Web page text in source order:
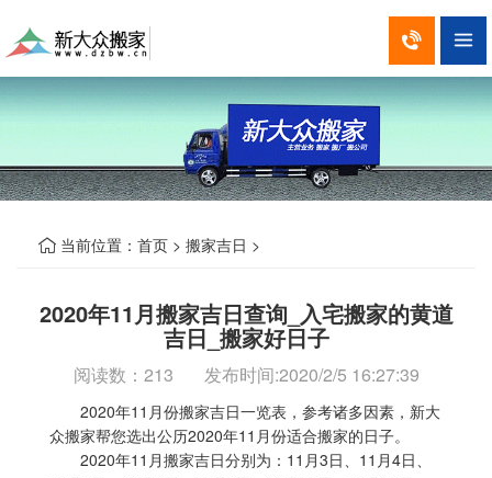
 
 当前位置： 首页 > 搬家吉日 >
2020年11月搬家吉日查询_入宅搬家的黄道
吉日_搬家好日子
阅读数： 213 发布时间:2020/2/5 16:27:39
2020年11月份搬家吉日一览表，参考诸多因素，新大
众搬家帮您选出公历2020年11月份适合搬家的日子。
2020年11月搬家吉日分别为：11月3日、11月4日、